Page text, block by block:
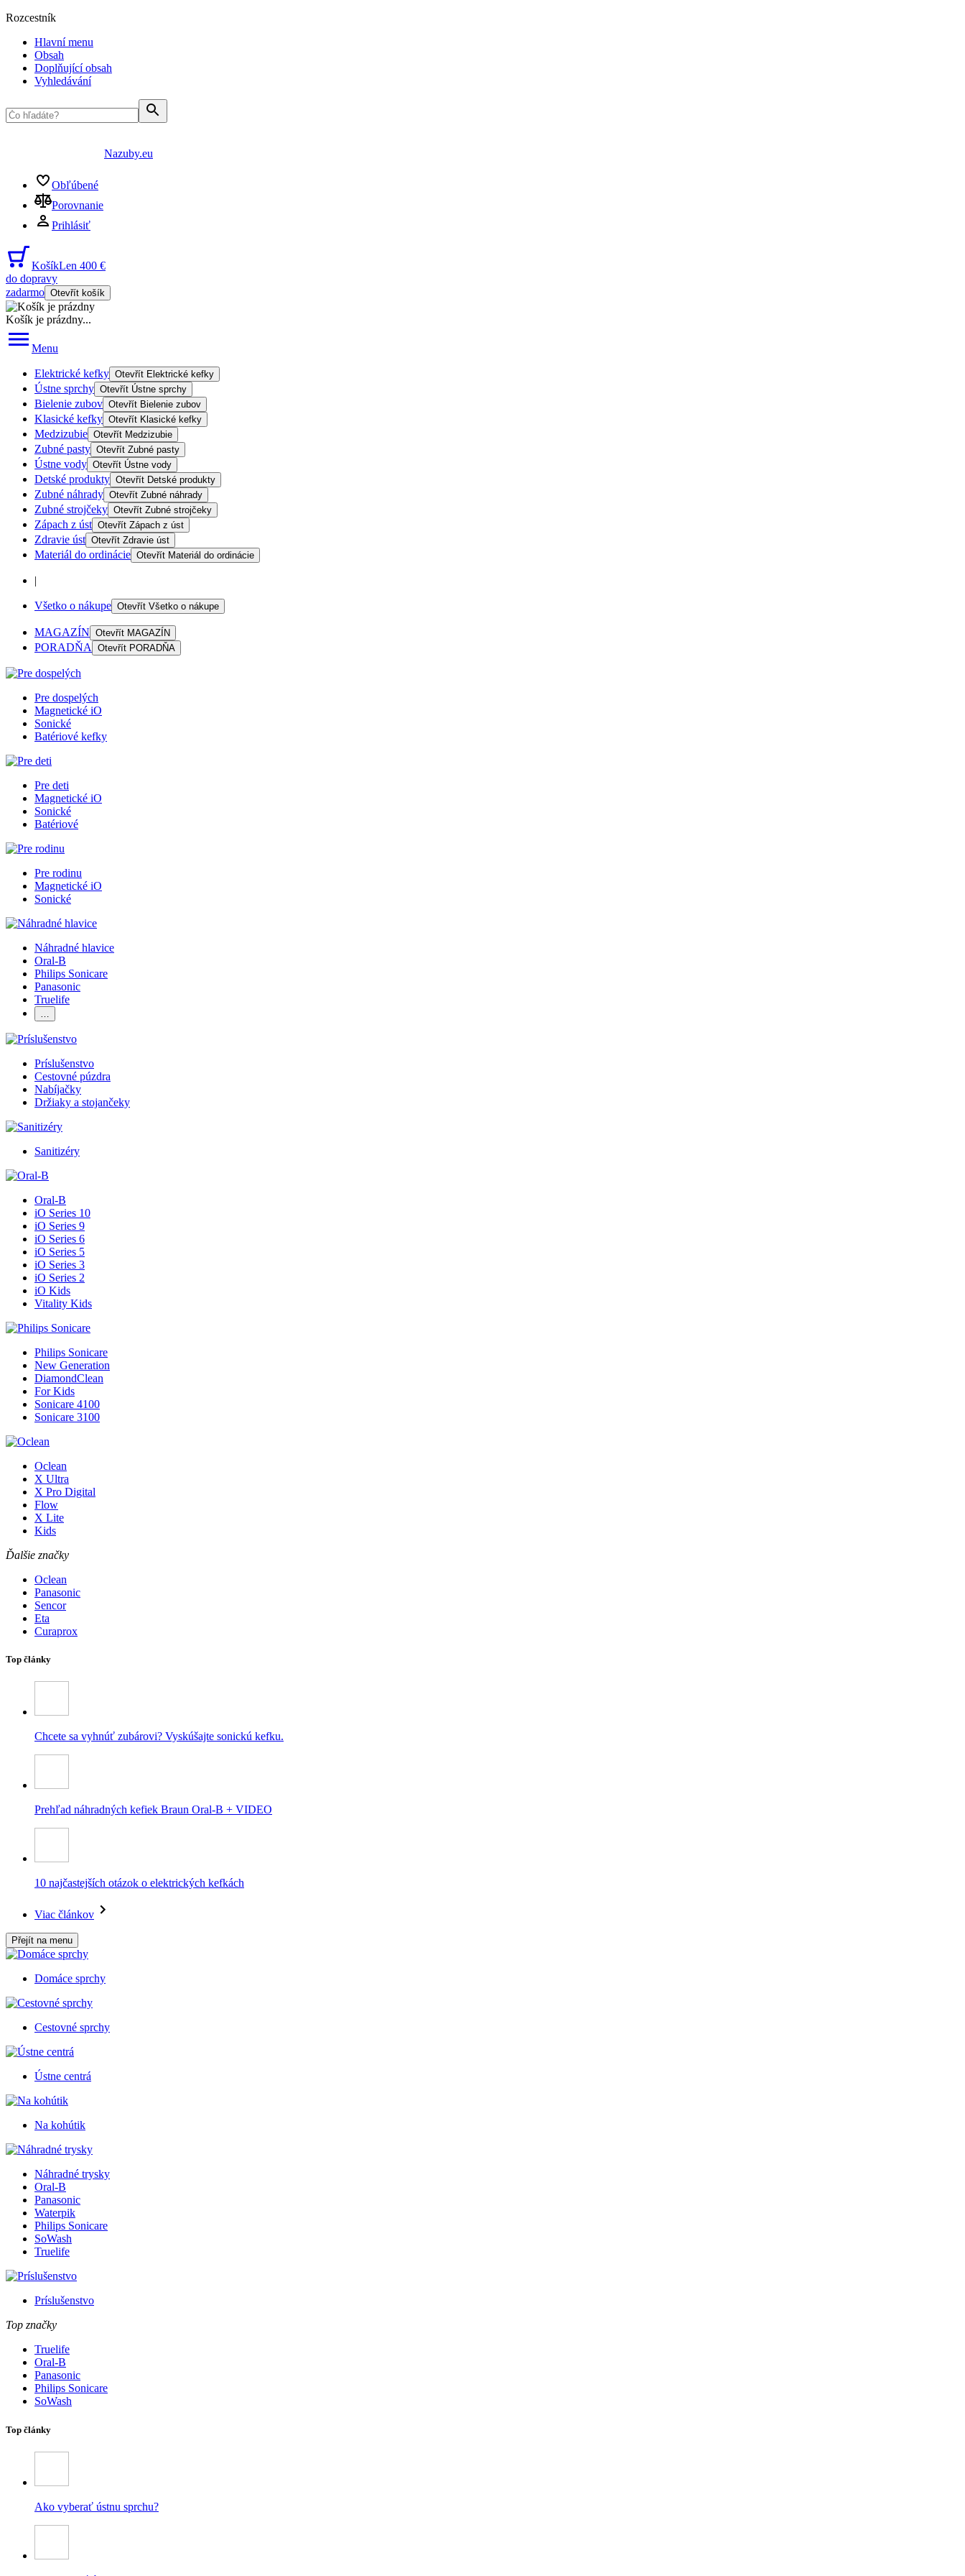
Rozcestník
Hlavní menu
Obsah
Doplňující obsah
Vyhledávání
Nazuby.eu
Obľúbené
Porovnanie
Prihlásiť
KošíkLen 400 €
do dopravy
zadarmo Otevřít košík
Košík je prázdny...
Menu
Elektrické kefky Otevřít Elektrické kefky
Ústne sprchy Otevřít Ústne sprchy
Bielenie zubov Otevřít Bielenie zubov
Klasické kefky Otevřít Klasické kefky
Medzizubie Otevřít Medzizubie
Zubné pasty Otevřít Zubné pasty
Ústne vody Otevřít Ústne vody
Detské produkty Otevřít Detské produkty
Zubné náhrady Otevřít Zubné náhrady
Zubné strojčeky Otevřít Zubné strojčeky
Zápach z úst Otevřít Zápach z úst
Zdravie úst Otevřít Zdravie úst
Materiál do ordinácie Otevřít Materiál do ordinácie
|
Všetko o nákupe Otevřít Všetko o nákupe
MAGAZÍN Otevřít MAGAZÍN
PORADŇA Otevřít PORADŇA
Pre dospelých
Magnetické iO
Sonické
Batériové kefky
Pre deti
Magnetické iO
Sonické
Batériové
Pre rodinu
Magnetické iO
Sonické
Náhradné hlavice
Oral-B
Philips Sonicare
Panasonic
Truelife
…
Príslušenstvo
Cestovné púzdra
Nabíjačky
Držiaky a stojančeky
Sanitizéry
Oral-B
iO Series 10
iO Series 9
iO Series 6
iO Series 5
iO Series 3
iO Series 2
iO Kids
Vitality Kids
Philips Sonicare
New Generation
DiamondClean
For Kids
Sonicare 4100
Sonicare 3100
Oclean
X Ultra
X Pro Digital
Flow
X Lite
Kids
Ďalšie značky
Oclean
Panasonic
Sencor
Eta
Curaprox
Top články
Chcete sa vyhnúť zubárovi? Vyskúšajte sonickú kefku.
Prehľad náhradných kefiek Braun Oral-B + VIDEO
10 najčastejších otázok o elektrických kefkách
Viac článkov
Přejít na menu
Domáce sprchy
Cestovné sprchy
Ústne centrá
Na kohútik
Náhradné trysky
Oral-B
Panasonic
Waterpik
Philips Sonicare
SoWash
Truelife
Príslušenstvo
Top značky
Truelife
Oral-B
Panasonic
Philips Sonicare
SoWash
Top články
Ako vyberať ústnu sprchu?